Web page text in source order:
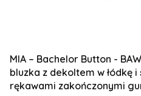
MIA – Bachelor Button -
bluzka z dekoltem w łódkę
rękawami zakończonymi